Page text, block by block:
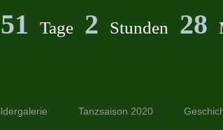
Tanzsaison 2020
Tage 2 Stunden 28